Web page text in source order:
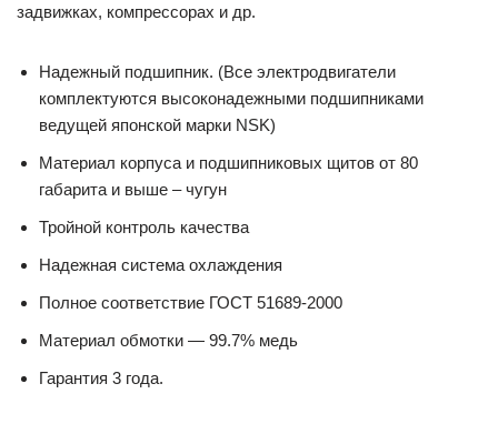
задвижках, компрессорах и др.
Надежный подшипник. (Все электродвигатели
комплектуются высоконадежными подшипниками
ведущей японской марки NSK)
Материал корпуса и подшипниковых щитов от 80
габарита и выше – чугун
Тройной контроль качества
Надежная система охлаждения
Полное соответствие ГОСТ 51689-2000
Материал обмотки — 99.7% медь
Гарантия 3 года.